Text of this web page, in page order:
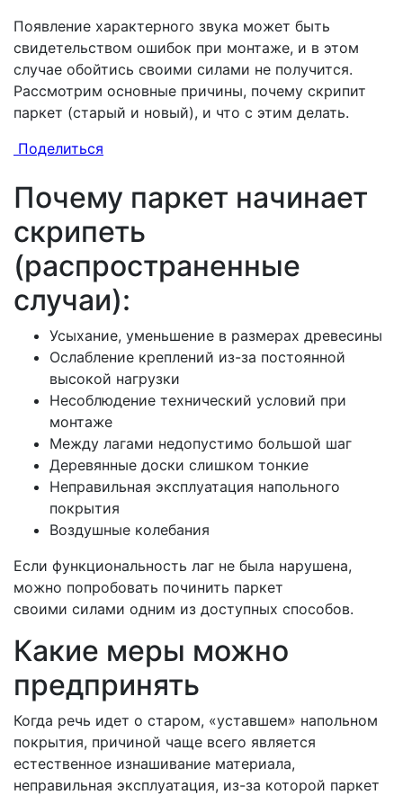
Появление характерного звука может быть
свидетельством ошибок при монтаже, и в этом
случае обойтись своими силами не получится.
Рассмотрим основные причины, почему скрипит
паркет (старый и новый), и что с этим делать.
Поделиться
Почему паркет начинает
скрипеть
(распространенные
случаи):
Усыхание, уменьшение в размерах древесины
Ослабление креплений из-за постоянной
высокой нагрузки
Несоблюдение технический условий при
монтаже
Между лагами недопустимо большой шаг
Деревянные доски слишком тонкие
Неправильная эксплуатация напольного
покрытия
Воздушные колебания
Если функциональность лаг не была нарушена,
можно попробовать починить паркет
своими силами одним из доступных способов.
Какие меры можно
предпринять
Когда речь идет о старом, «уставшем» напольном
покрытия, причиной чаще всего является
естественное изнашивание материала,
неправильная эксплуатация, из-за которой паркет